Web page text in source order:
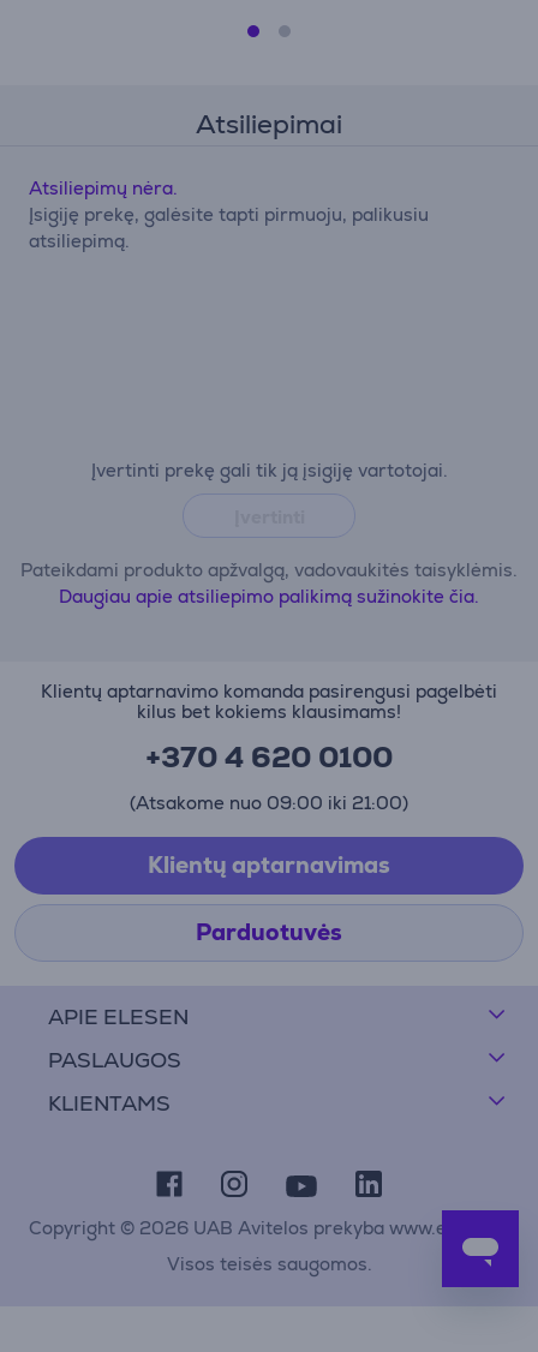
Atsiliepimai
Įvertinti prekę gali tik ją įsigiję vartotojai.
Pateikdami produkto apžvalgą, vadovaukitės taisyklėmis.
Daugiau apie atsiliepimo palikimą sužinokite čia.
Atsiliepimų nėra.
Įsigiję prekę, galėsite tapti pirmuoju, palikusiu
atsiliepimą.
APIE ELESEN
PASLAUGOS
KLIENTAMS
Klientų aptarnavimo komanda pasirengusi pagelbėti
kilus bet kokiems klausimams!
+370 4 620 0100
(Atsakome nuo 09:00 iki 21:00)
Klientų aptarnavimas
Parduotuvės
Copyright © 2026 UAB Avitelos prekyba www.elesen.lt
Visos teisės saugomos.